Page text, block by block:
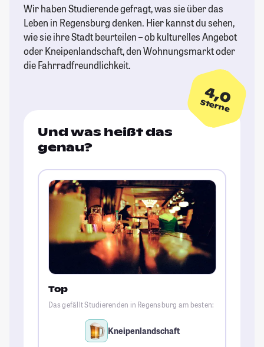
Wir haben Studierende gefragt, was sie über das
Leben in Regensburg denken. Hier kannst du sehen,
wie sie ihre Stadt beurteilen – ob kulturelles Angebot
oder Kneipenlandschaft, den Wohnungsmarkt oder
die Fahrradfreundlichkeit.
4,0
Sterne
Und was heißt das
genau?
Top
Das gefällt Studierenden in Regensburg am besten:
Kneipenlandschaft